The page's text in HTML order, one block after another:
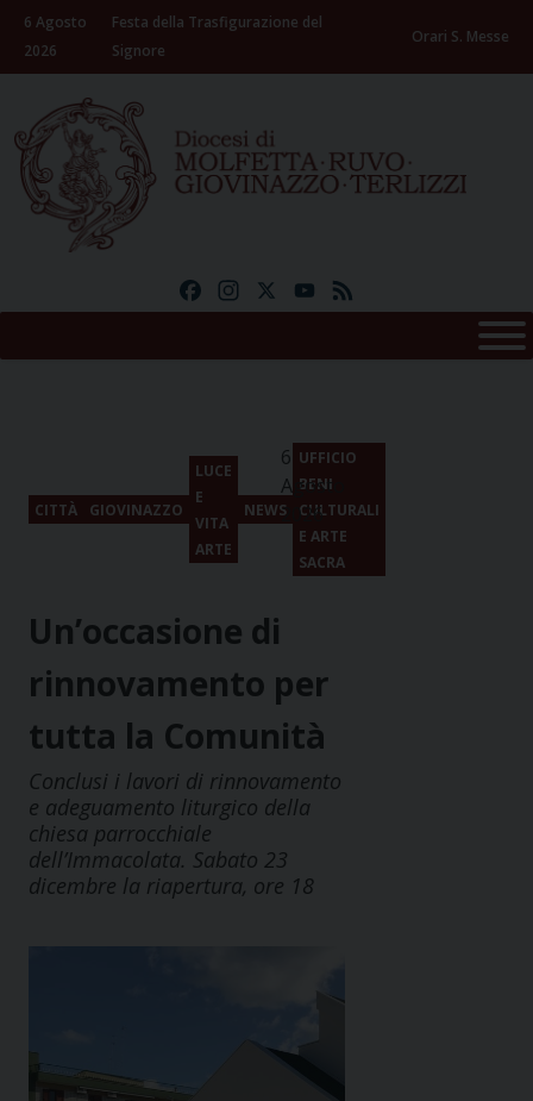
Skip
content
6 Agosto
2026
Festa della Trasfigurazione del
Signore
Orari S. Messe
FacebookInstagramYouTube
CITTÀ GIOVINAZZO
LUCE
E
VITA
ARTE
NEWS
UFFICIO
BENI
CULTURALI
E ARTE
SACRA
6
Agosto
2026
Un’occasione di
rinnovamento per
tutta la Comunità
Conclusi i lavori di rinnovamento
e adeguamento liturgico della
chiesa parrocchiale
dell’Immacolata. Sabato 23
dicembre la riapertura, ore 18